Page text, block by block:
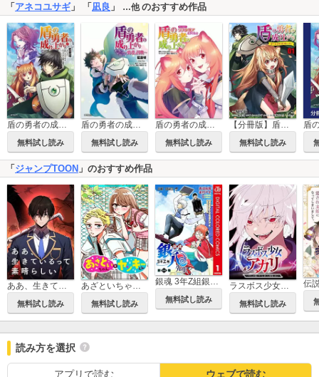
「 アネコユサギ」 「 凪良 」 …他のおすすめ作品
無料試し読み 無料試し読み 無料試し読み 無料試し読み
「ジャンプTOON 」のおすすめ作品
無料試し読み 無料試し読み
銀魂 3年Z組銀八先生 カラー版
無料試し読み 無料試し読み
読み方を選択
アプリで読む ウェブで読む